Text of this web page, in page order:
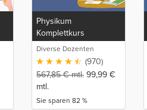
Physikum
Komplettkurs
Diverse Dozenten
(970)
567,85€mtl. 99,99 €
mtl.
Sie sparen 82 %